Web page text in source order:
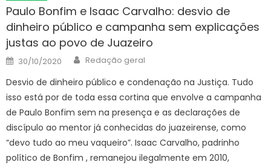
Paulo Bonfim e Isaac Carvalho: desvio de
dinheiro público e campanha sem explicações
justas ao povo de Juazeiro
Posted
on
30/10/2020 Author
Redação geral
Desvio de dinheiro público e condenação na Justiça. Tudo
isso está por de toda essa cortina que envolve a campanha
de Paulo Bonfim sem na presença e as declarações de
discípulo ao mentor já conhecidas do juazeirense, como
“devo tudo ao meu vaqueiro”. Isaac Carvalho, padrinho
político de Bonfim , remanejou ilegalmente em 2010,